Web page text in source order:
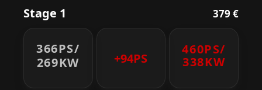
Stage 1 379 €
366PS/
269KW
+94PS
460PS/
338KW